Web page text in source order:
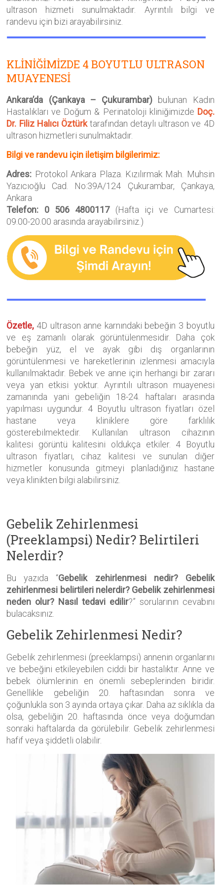
ultrason hizmeti sunulmaktadır. Ayrıntılı bilgi ve
randevu için bizi arayabilirsiniz.
KLİNİĞİMİZDE 4 BOYUTLU ULTRASON
MUAYENESİ
Ankara’da (Çankaya – Çukurambar) bulunan Kadın
Hastalıkları ve Doğum & Perinatoloji kliniğimizde Doç.
Dr. Filiz Halıcı Öztürk tarafından detaylı ultrason ve 4D
ultrason hizmetleri sunulmaktadır.
Bilgi ve randevu için iletişim bilgilerimiz:
Adres: Protokol Ankara Plaza. Kızılırmak Mah. Muhsin
Yazıcıoğlu Cad. No:39A/124 Çukurambar, Çankaya,
Ankara
Telefon: 0 506 4800117(Hafta içi ve Cumartesi:
09.00-20.00 arasında arayabilirsiniz.)
Özetle, 4D ultrason anne karnındaki bebeğin 3 boyutlu
ve eş zamanlı olarak görüntülenmesidir. Daha çok
bebeğin yüz, el ve ayak gibi dış organlarının
görüntülenmesi ve hareketlerinin izlenmesi amacıyla
kullanılmaktadır. Bebek ve anne için herhangi bir zararı
veya yan etkisi yoktur. Ayrıntılı ultrason muayenesi
zamanında yani gebeliğin 18-24. haftaları arasında
yapılması uygundur. 4 Boyutlu ultrason fiyatları özel
hastane veya kliniklere göre farklılık
gösterebilmektedir. Kullanılan ultrason cihazının
kalitesi görüntü kalitesini oldukça etkiler. 4 Boyutlu
ultrason fiyatları, cihaz kalitesi ve sunulan diğer
hizmetler konusunda gitmeyi planladığınız hastane
veya klinikten bilgi alabilirsiniz.
Gebelik Zehirlenmesi
(Preeklampsi) Nedir? Belirtileri
Nelerdir?
Bu yazıda “Gebelik zehirlenmesi nedir? Gebelik
zehirlenmesi belirtileri nelerdir? Gebelik zehirlenmesi
neden olur? Nasıl tedavi edilir?” sorularının cevabını
bulacaksınız.
Gebelik Zehirlenmesi Nedir?
Gebelik zehirlenmesi (preeklampsi) annenin organlarını
ve bebeğini etkileyebilen ciddi bir hastalıktır. Anne ve
bebek ölümlerinin en önemli sebeplerinden biridir.
Genellikle gebeliğin 20. haftasından sonra ve
çoğunlukla son 3 ayında ortaya çıkar. Daha az sıklıkla da
olsa, gebeliğin 20. haftasında önce veya doğumdan
sonraki haftalarda da görülebilir. Gebelik zehirlenmesi
hafif veya şiddetli olabilir.